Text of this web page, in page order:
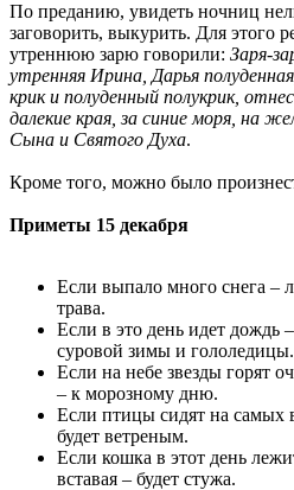
По преданию, увидеть ночниц
заговорить, выкурить. Для этого
утреннюю зарю говорили: Заря-
утренняя Ирина, Дарья
крик и полуденный полукрик,
далекие края, за синие моря, на
Сына и Святого Духа.
Кроме того, можно было
Приметы 15 декабря
Если выпало много снега –
трава.
Если в это день идет дождь
суровой зимы и гололедицы.
Если на небе звезды горят
– к морозному дню.
Если птицы сидят на самых
будет ветреным.
Если кошка в этот день
вставая – будет стужа.